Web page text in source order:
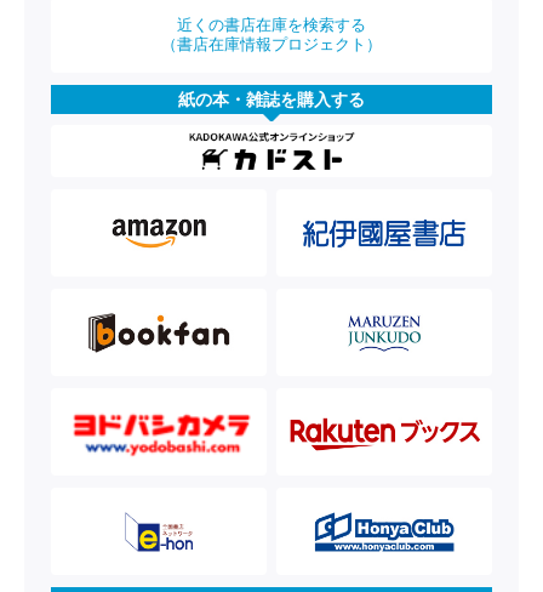
近くの書店在庫を検索する
（書店在庫情報プロジェクト）
紙の本・雑誌を購入する